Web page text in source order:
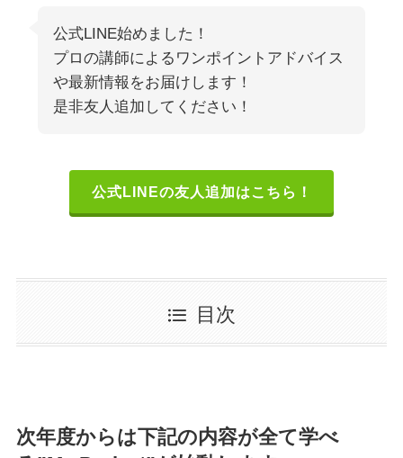
公式LINE始めました！
プロの講師によるワンポイントアドバイス
や最新情報をお届けします！
是非友人追加してください！
公式LINEの友人追加はこちら！
目次
次年度からは下記の内容が全て学べ